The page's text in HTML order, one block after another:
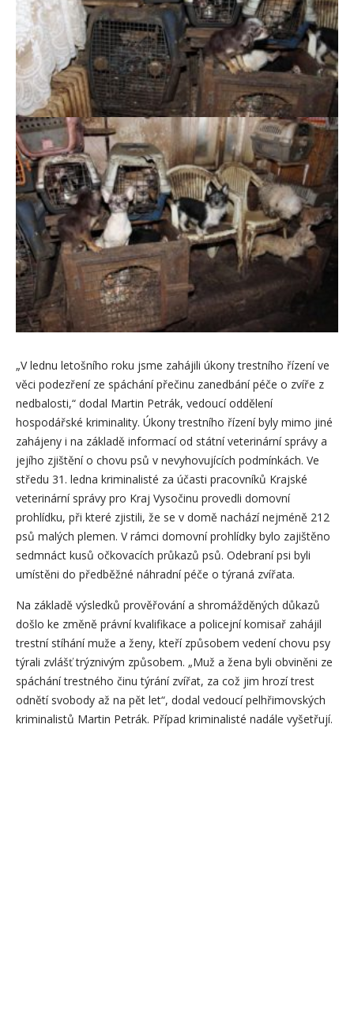
Místo chovu psů, archiv Policie ČR
Místo chovu psů, archiv Policie ČR
„V lednu letošního roku jsme zahájili úkony trestního řízení ve
věci podezření ze spáchání přečinu zanedbání péče o zvíře z
nedbalosti,“ dodal Martin Petrák, vedoucí oddělení
hospodářské kriminality. Úkony trestního řízení byly mimo jiné
zahájeny i na základě informací od státní veterinární správy a
jejího zjištění o chovu psů v nevyhovujících podmínkách. Ve
středu 31. ledna kriminalisté za účasti pracovníků Krajské
veterinární správy pro Kraj Vysočinu provedli domovní
prohlídku, při které zjistili, že se v domě nachází nejméně 212
psů malých plemen. V rámci domovní prohlídky bylo zajištěno
sedmnáct kusů očkovacích průkazů psů. Odebraní psi byli
umístěni do předběžné náhradní péče o týraná zvířata.
Na základě výsledků prověřování a shromážděných důkazů
došlo ke změně právní kvalifikace a policejní komisař zahájil
trestní stíhání muže a ženy, kteří způsobem vedení chovu psy
týrali zvlášť trýznivým způsobem. „Muž a žena byli obviněni ze
spáchání trestného činu týrání zvířat, za což jim hrozí trest
odnětí svobody až na pět let“, dodal vedoucí pelhřimovských
kriminalistů Martin Petrák. Případ kriminalisté nadále vyšetřují.